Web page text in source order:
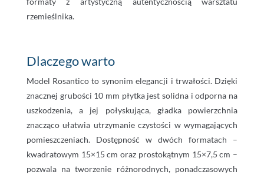
rzemieślnika.
Dlaczego warto
Model Rosantico to synonim elegancji i trwałości. Dzięki
znacznej grubości 10 mm płytka jest solidna i odporna na
uszkodzenia, a jej połyskująca, gładka powierzchnia
znacząco ułatwia utrzymanie czystości w wymagających
pomieszczeniach. Dostępność w dwóch formatach –
kwadratowym 15×15 cm oraz prostokątnym 15×7,5 cm –
pozwala na tworzenie różnorodnych, ponadczasowych